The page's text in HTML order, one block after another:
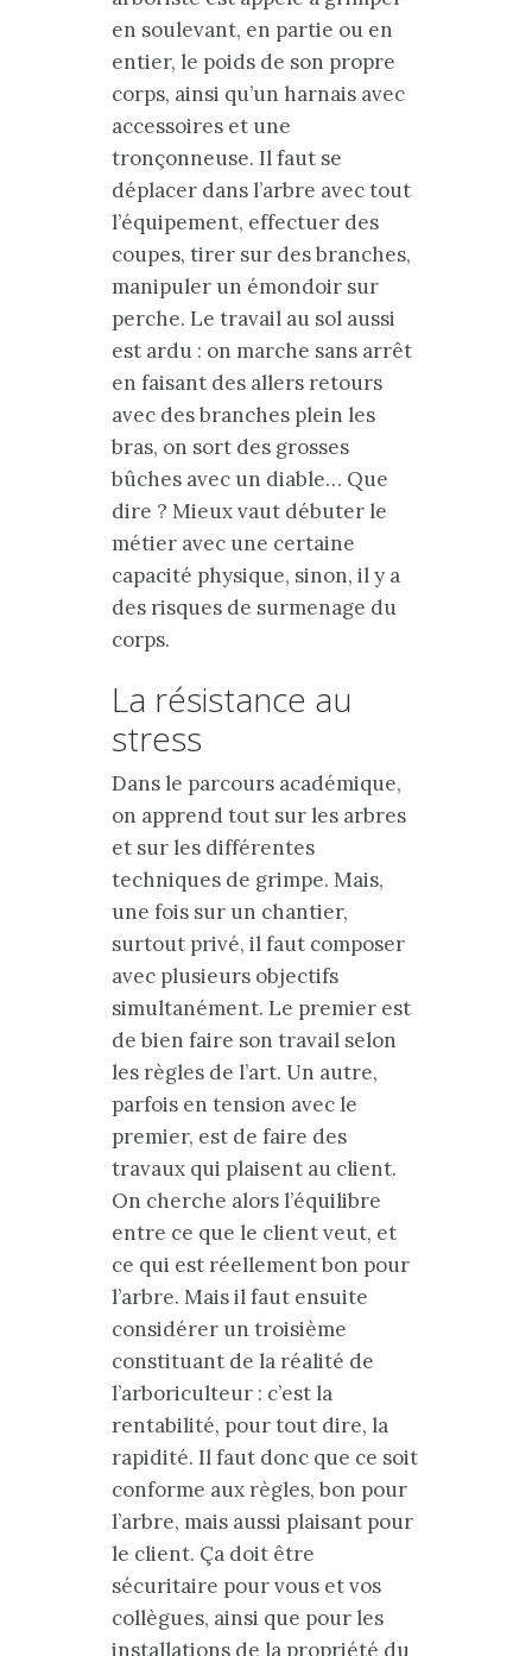
en soulevant, en partie ou en
entier, le poids de son propre
corps, ainsi qu’un harnais avec
accessoires et une
tronçonneuse. Il faut se
déplacer dans l’arbre avec tout
l’équipement, effectuer des
coupes, tirer sur des branches,
manipuler un émondoir sur
perche. Le travail au sol aussi
est ardu : on marche sans arrêt
en faisant des allers retours
avec des branches plein les
bras, on sort des grosses
bûches avec un diable… Que
dire ? Mieux vaut débuter le
métier avec une certaine
capacité physique, sinon, il y a
des risques de surmenage du
corps.
La résistance au
stress
Dans le parcours académique,
on apprend tout sur les arbres
et sur les différentes
techniques de grimpe. Mais,
une fois sur un chantier,
surtout privé, il faut composer
avec plusieurs objectifs
simultanément. Le premier est
de bien faire son travail selon
les règles de l’art. Un autre,
parfois en tension avec le
premier, est de faire des
travaux qui plaisent au client.
On cherche alors l’équilibre
entre ce que le client veut, et
ce qui est réellement bon pour
l’arbre. Mais il faut ensuite
considérer un troisième
constituant de la réalité de
l’arboriculteur : c’est la
rentabilité, pour tout dire, la
rapidité. Il faut donc que ce soit
conforme aux règles, bon pour
l’arbre, mais aussi plaisant pour
le client. Ça doit être
sécuritaire pour vous et vos
collègues, ainsi que pour les
installations de la propriété du